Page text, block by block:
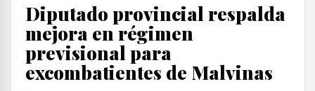
Diputado provincial respalda
mejora en régimen
previsional para
excombatientes de Malvinas